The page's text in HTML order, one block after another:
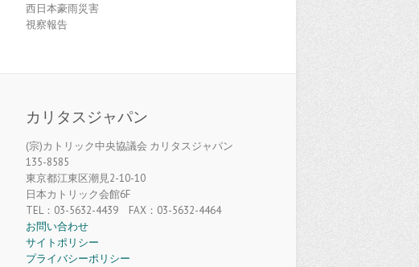
西日本豪雨災害
視察報告
カリタスジャパン
(宗)カトリック中央協議会 カリタスジャパン
135-8585
東京都江東区潮見2-10-10
日本カトリック会館6F
TEL：03-5632-4439 FAX：03-5632-4464
お問い合わせ
サイトポリシー
プライバシーポリシー